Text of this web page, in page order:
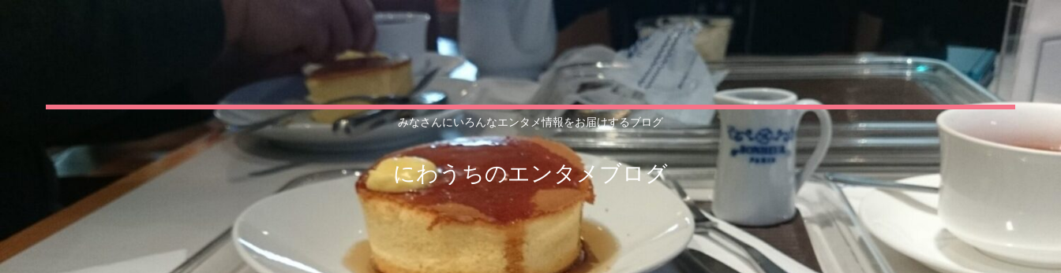
みなさんにいろんなエンタメ情報をお届けするブログ
にわうちのエンタメブログ